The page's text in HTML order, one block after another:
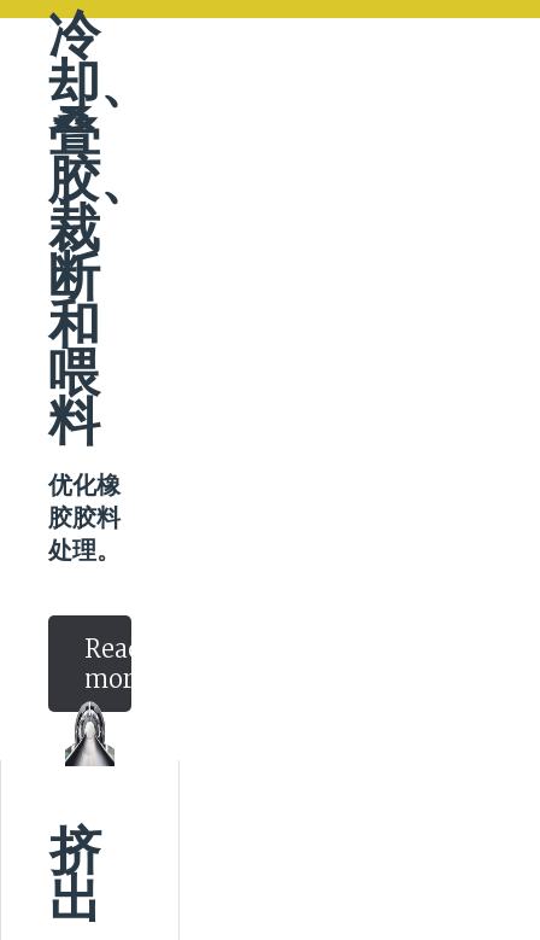
挤出
冷却、叠胶、裁断和
喂料
胎面翻新
新闻
新闻
VMI 医疗设备
联系方式
首页
关于我们
服务
冷
却、
叠
胶、
裁
断
和
喂
料
优化橡
胶胶料
处理。
Read
more
挤
出